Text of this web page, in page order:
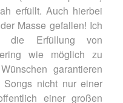
erfüllt. Auch hierbei
Masse gefallen! Ich
die Erfüllung von
wie möglich zu
garantieren
nicht nur einer
einer großen